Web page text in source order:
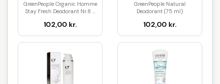
GreenPeople Organic Homme
Stay Fresh Deodorant Nr.8 ...
102,00 kr.
GreenPeople Natural
Deodorant (75 ml)
102,00 kr.